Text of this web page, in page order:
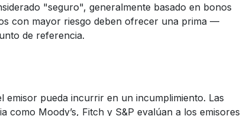
"seguro", generalmente basado en bonos
con mayor riesgo deben ofrecer una prima —
de referencia.
emisor pueda incurrir en un incumplimiento. Las
como Moody’s, Fitch y S&P evalúan a los emisores